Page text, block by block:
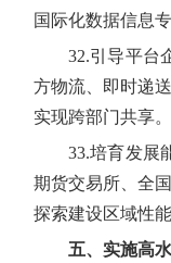
国际化数据信息专
32.引导平台
方物流、即时递
实现跨部门共享
33.培育发展
期货交易所、全
探索建设区域性
五、实施高